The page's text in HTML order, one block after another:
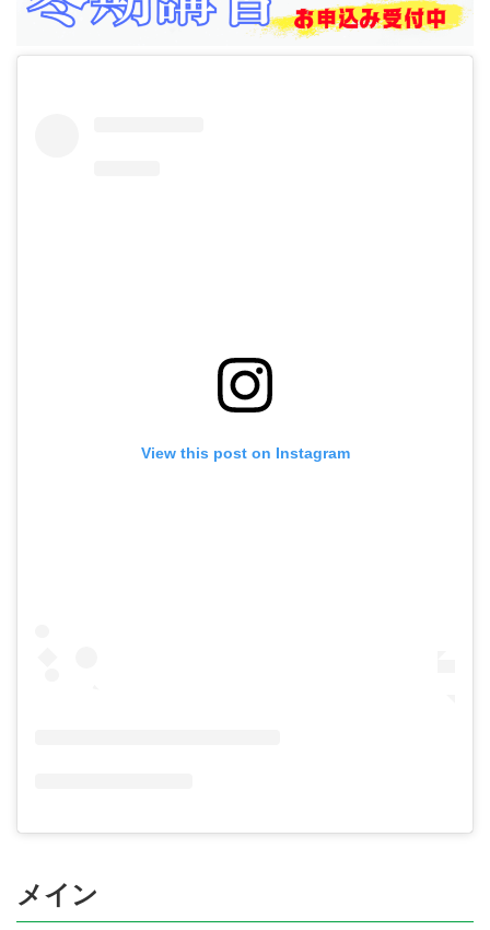
View this post on Instagram
メイン